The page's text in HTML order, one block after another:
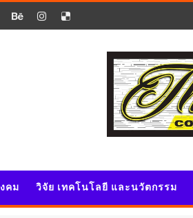
คม วิจัย เทคโนโลยี และนวัตกรรม